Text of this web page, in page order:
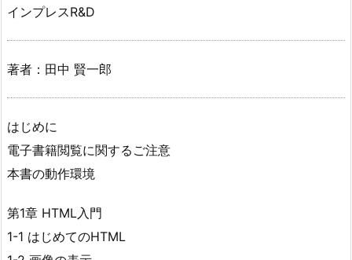
インプレスR&D
著者：田中 賢一郎
はじめに
電子書籍閲覧に関するご注意
本書の動作環境
第1章 HTML入門
1-1 はじめてのHTML